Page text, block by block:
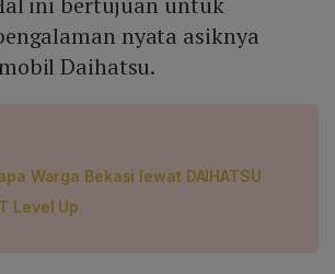
nyata asiknya
Daihatsu.
Warga Bekasi lewat DAIHATSU
Level Up